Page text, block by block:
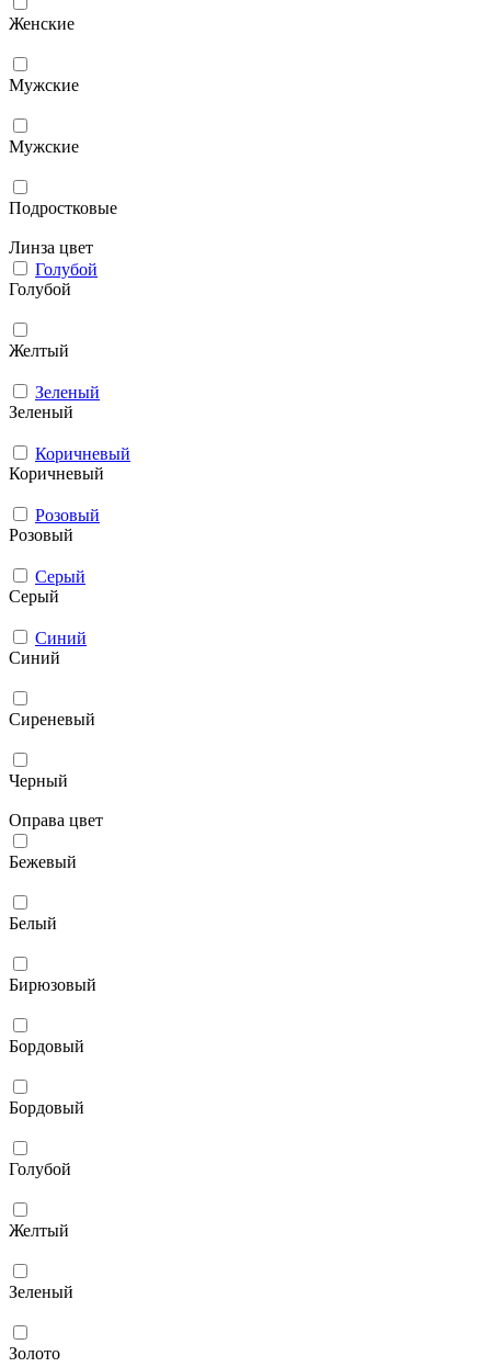
Женские
Мужcкие
Мужские
Подростковые
Линза цвет
Голубой
Голубой
Желтый
Зеленый
Зеленый
Коричневый
Коричневый
Розовый
Розовый
Серый
Серый
Синий
Синий
Сиреневый
Черный
Оправа цвет
Бежевый
Белый
Бирюзовый
Бордовый
Бордовый
Голубой
Желтый
Зеленый
Золото